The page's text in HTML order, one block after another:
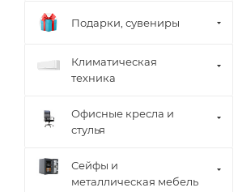
Подарки, сувениры
Климатическая
техника
Офисные кресла и
стулья
Сейфы и
металлическая мебель